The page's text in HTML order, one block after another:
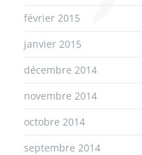
février 2015
janvier 2015
décembre 2014
novembre 2014
octobre 2014
septembre 2014